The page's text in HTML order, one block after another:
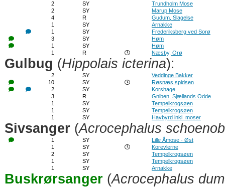
2
SY
Trundholm Mose
2
SY
Marup Mose
4
R
Gudum, Slagelse
1
SY
Arnakke
1
SY
Frederiksberg ved Sorø
3
SY
Høm
1
SY
Høm
1
R Næsby, Orø
Gulbug (Hippolais icterina):
2 SY
Veddinge Bakker
10
SY
Røsnæs spidsen
2
SY
Korshage
3
R
Gniben, Sjællands Odde
1
SY
Tempelkrogsøen
1
SY
Tempelkrogsøen
1
SY Havbyrd inkl. moser
Sivsanger (Acrocephalus
1 SY
Lille Åmose - Øst
1
SY
Korevlerne
2
SY
Tempelkrogsøen
1
SY
Tempelkrogsøen
1
SY Arnakke
Buskrørsanger (Acrocephalus